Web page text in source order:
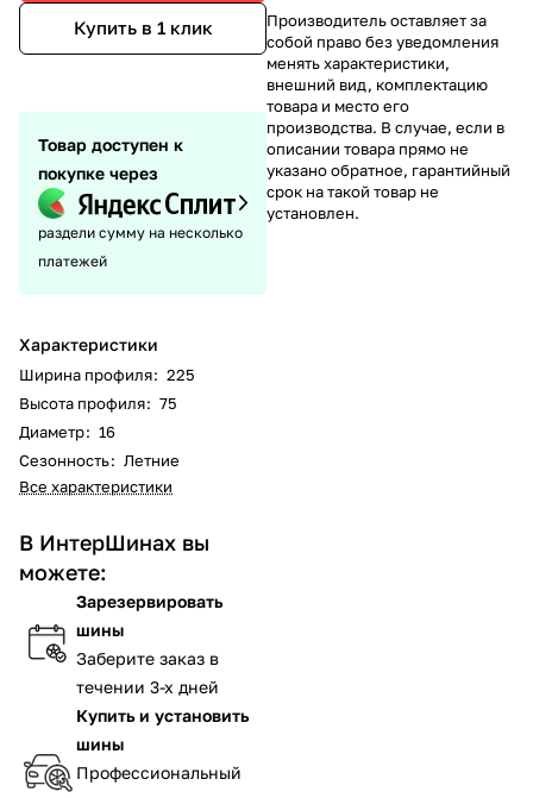
Купить в 1 клик
Товар доступен к
покупке через
раздели сумму на несколько
платежей
Характеристики
Ширина профиля: 225
Высота профиля: 75
Диаметр: 16
Сезонность: Летние
Все характеристики
В ИнтерШинах вы
можете:
Зарезервировать
шины
Заберите заказ в
течении 3-х дней
Купить и установить
шины
Профессиональный
Производитель оставляет за
собой право без уведомления
менять характеристики,
внешний вид, комплектацию
товара и место его
производства. В случае, если в
описании товара прямо не
указано обратное, гарантийный
срок на такой товар не
установлен.